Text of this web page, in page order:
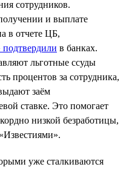
сотрудников.
и выплате
в отчете ЦБ,
подтвердили в банках.
льготные ссуды
процентов за сотрудника,
заём
ставке. Это помогает
низкой безработицы,
уже сталкиваются